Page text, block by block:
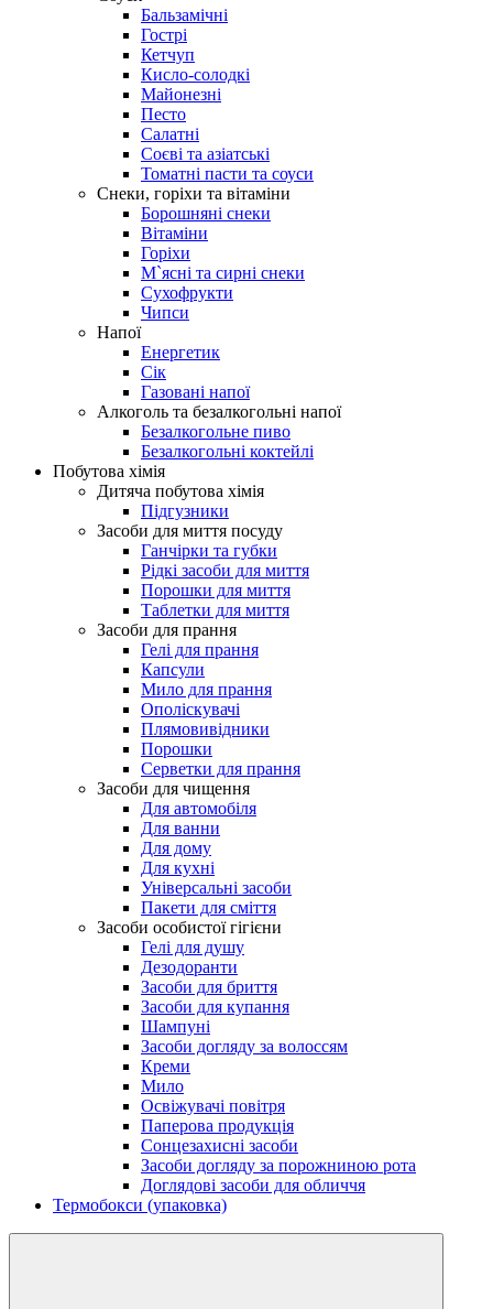
Бальзамічні
Гострі
Кетчуп
Кисло-солодкі
Майонезні
Песто
Салатні
Соєві та азіатські
Томатні пасти та соуси
Снеки, горіхи та вітаміни
Борошняні снеки
Вітаміни
Горіхи
М`ясні та сирні снеки
Сухофрукти
Чипси
Напої
Енергетик
Сік
Газовані напої
Алкоголь та безалкогольні напої
Безалкогольне пиво
Безалкогольні коктейлі
Побутова хімія
Дитяча побутова хімія
Підгузники
Засоби для миття посуду
Ганчірки та губки
Рідкі засоби для миття
Порошки для миття
Таблетки для миття
Засоби для прання
Гелі для прання
Капсули
Мило для прання
Ополіскувачі
Плямовивідники
Порошки
Серветки для прання
Засоби для чищення
Для автомобіля
Для ванни
Для дому
Для кухні
Універсальні засоби
Пакети для сміття
Засоби особистої гігієни
Гелі для душу
Дезодоранти
Засоби для бриття
Засоби для купання
Шампуні
Засоби догляду за волоссям
Креми
Мило
Освіжувачі повітря
Паперова продукція
Сонцезахисні засоби
Засоби догляду за порожниною рота
Доглядові засоби для обличчя
Термобокси (упаковка)